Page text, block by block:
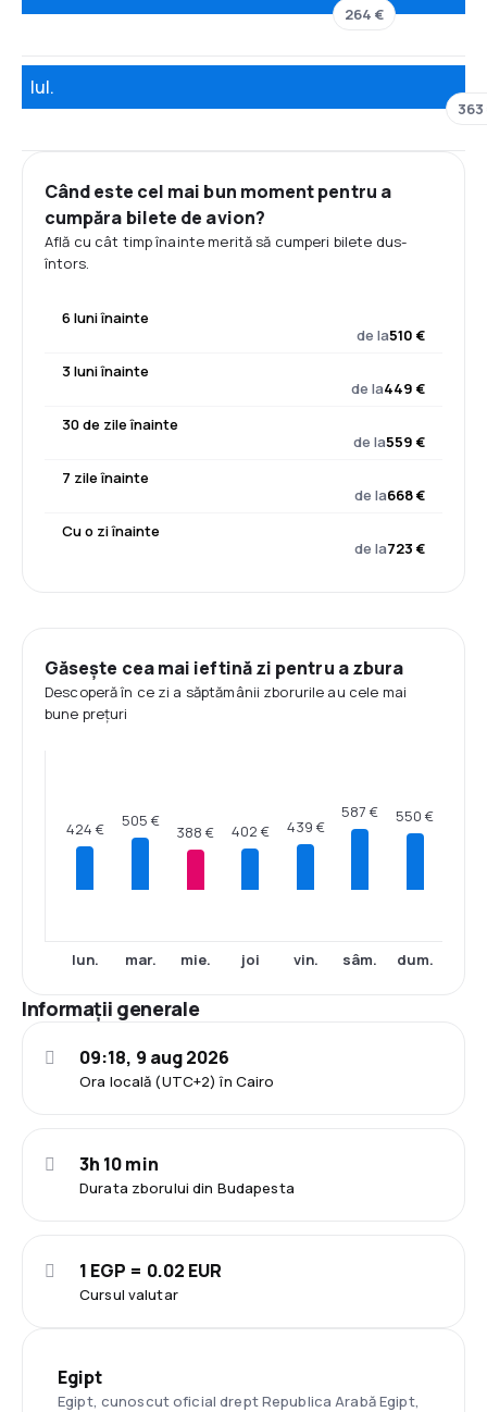
264 €
Iul.
363
Când este cel mai bun moment pentru a
cumpăra bilete de avion?
Află cu cât timp înainte merită să cumperi bilete dus-
întors.
6 luni înainte
de la510 €
3 luni înainte
de la449 €
30 de zile înainte
de la559 €
7 zile înainte
de la668 €
Cu o zi înainte
de la723 €
Găsește cea mai ieftină zi pentru a zbura
Descoperă în ce zi a săptămânii zborurile au cele mai
bune prețuri
424 €
lun.
505 €
mar.
388 €
mie.
402 €
joi
439 €
vin.
587 €
sâm.
550 €
dum.
Informații generale
Ora locală (UTC+2) în Cairo
09:18, 9 aug 2026
Durata zborului din Budapesta
3h 10 min
Cursul valutar
1 EGP = 0.02 EUR
Egipt
Egipt, cunoscut oficial drept Republica Arabă Egipt,